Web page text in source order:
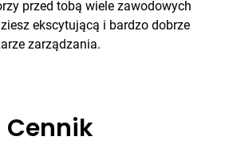
przed tobą wiele zawodowych
ekscytującą i bardzo dobrze
zarządzania.
Cennik